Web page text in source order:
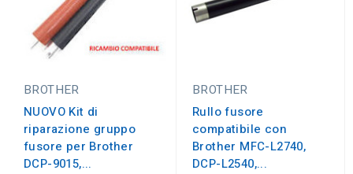
BROTHER
NUOVO Kit di
riparazione gruppo
fusore per Brother
DCP-9015,...
BROTHER
Rullo fusore
compatibile con
Brother MFC-L2740,
DCP-L2540,...